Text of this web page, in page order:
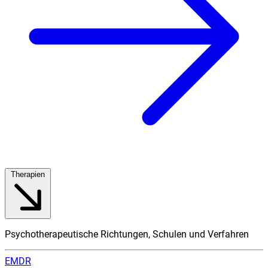
Psychotherapeutische Richtungen, Schulen und Verfahren
EMDR